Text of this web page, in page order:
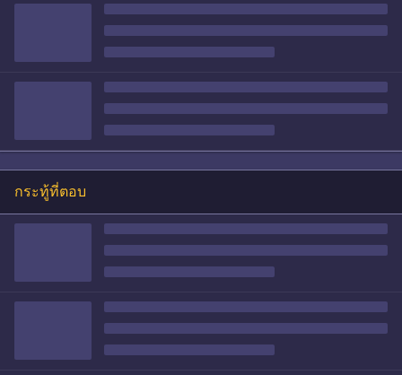
กระทู้ที่ตอบ